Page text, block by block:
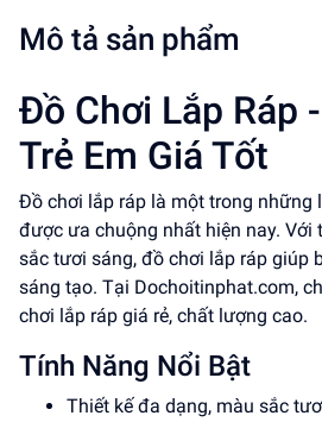
Mô tả sản phẩm
Đồ Chơi Lắp Ráp
Trẻ Em Giá Tốt
Đồ chơi lắp ráp là một trong những
được ưa chuộng nhất hiện nay. Với
sắc tươi sáng, đồ chơi lắp ráp giúp
sáng tạo. Tại Dochoitinphat.com,
chơi lắp ráp giá rẻ, chất lượng cao.
Tính Năng Nổi Bật
Thiết kế đa dạng, màu sắc